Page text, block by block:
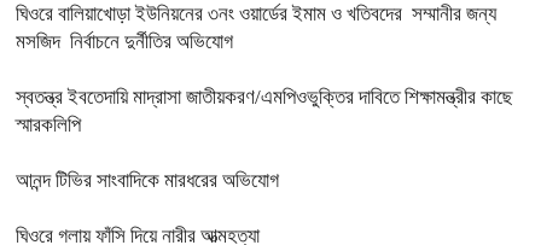
ঘিওরে বালিয়াখোড়া ইউনিয়নের ৩নং ওয়ার্ডের ইমাম ও খতিবদের সম্মানীর জন্য
মসজিদ নির্বাচনে দুর্নীতির অভিযোগ
স্বতন্ত্র ইবতেদায়ি মাদ্রাসা জাতীয়করণ/এমপিওভুক্তির দাবিতে শিক্ষামন্ত্রীর কাছে
স্মারকলিপি
আনন্দ টিভির সাংবাদিকে মারধরের অভিযোগ
ঘিওরে গলায় ফাঁসি দিয়ে নারীর আত্মহত্যা